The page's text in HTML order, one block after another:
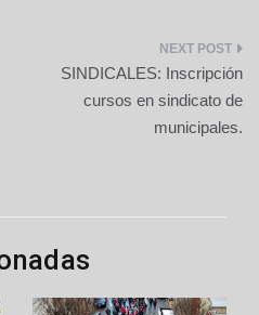
SINDICALES: Inscripción
cursos en sindicato de
municipales.